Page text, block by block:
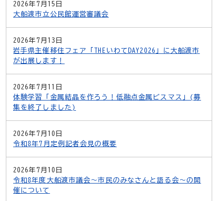
2026年7月15日
大船渡市立公民館運営審議会
2026年7月13日
岩手県主催移住フェア「THEいわてDAY2026」に大船渡市
が出展します！
2026年7月11日
体験学習「金属結晶を作ろう！低融点金属ビスマス」(募
集を終了しました)
2026年7月10日
令和8年7月定例記者会見の概要
2026年7月10日
令和8年度大船渡市議会～市民のみなさんと語る会～の開
催について